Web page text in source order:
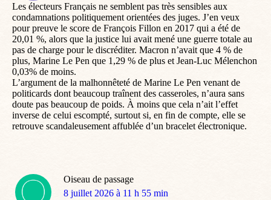
Les électeurs Français ne semblent pas très sensibles aux
condamnations politiquement orientées des juges. J’en veux
pour preuve le score de François Fillon en 2017 qui a été de
20,01 %, alors que la justice lui avait mené une guerre totale au
pas de charge pour le discréditer. Macron n’avait que 4 % de
plus, Marine Le Pen que 1,29 % de plus et Jean-Luc Mélenchon
0,03% de moins.
L’argument de la malhonnêteté de Marine Le Pen venant de
politicards dont beaucoup traînent des casseroles, n’aura sans
doute pas beaucoup de poids. À moins que cela n’ait l’effet
inverse de celui escompté, surtout si, en fin de compte, elle se
retrouve scandaleusement affublée d’un bracelet électronique.
Oiseau de passage
dit
8 juillet 2026 à 11 h 55 min